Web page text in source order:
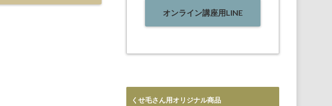
オンライン講座用LINE
くせ毛さん用オリジナル商品